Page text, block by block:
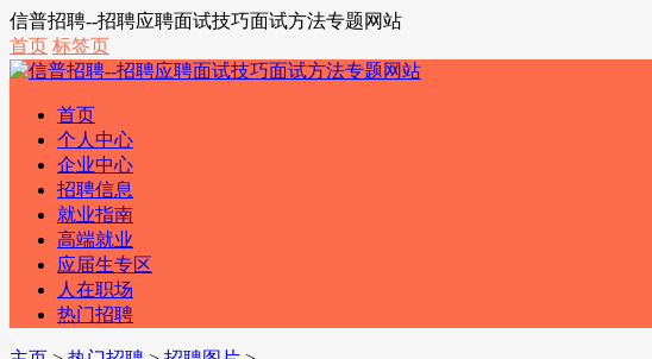
信普招聘--招聘应聘面试技巧面试方法专题网站
首页 标签页
首页
个人中心
企业中心
招聘信息
就业指南
高端就业
应届生专区
人在职场
热门招聘